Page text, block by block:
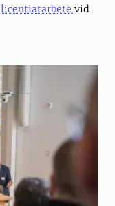
licentiatarbete vid